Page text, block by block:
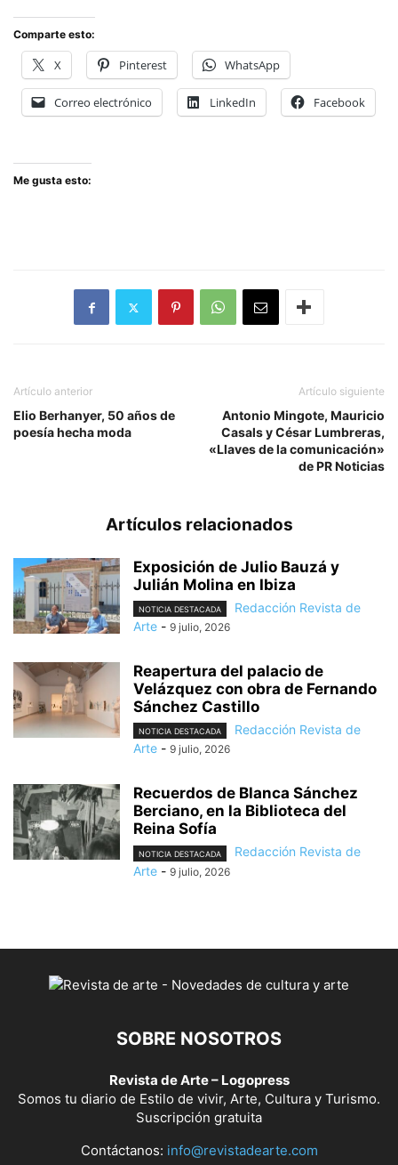
Comparte esto:
X Pinterest WhatsApp
Correo electrónico LinkedIn Facebook
Me gusta esto:
Artículo anterior
Elio Berhanyer, 50 años de
poesía hecha moda
Artículo siguiente
Antonio Mingote, Mauricio
Casals y César Lumbreras,
«Llaves de la comunicación»
de PR Noticias
Artículos relacionados
Exposición de Julio Bauzá y
Julián Molina en Ibiza
NOTICIA DESTACADA
Redacción Revista de
Arte - 9 julio, 2026
Reapertura del palacio de
Velázquez con obra de Fernando
Sánchez Castillo
NOTICIA DESTACADA
Redacción Revista de
Arte - 9 julio, 2026
Recuerdos de Blanca Sánchez
Berciano, en la Biblioteca del
Reina Sofía
NOTICIA DESTACADA
Redacción Revista de
Arte - 9 julio, 2026
SOBRE NOSOTROS
Revista de Arte – Logopress
Somos tu diario de Estilo de vivir, Arte, Cultura y Turismo.
Suscripción gratuita
Contáctanos: info@revistadearte.com